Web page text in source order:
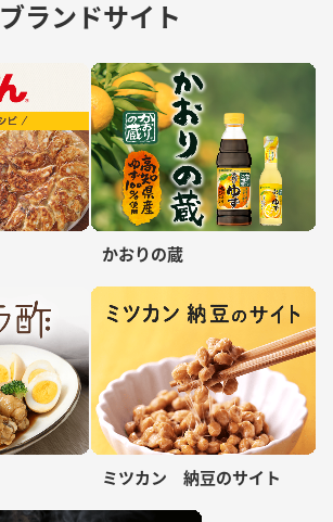
ブランドサイト
かおりの蔵
ミツカン 納豆のサイト